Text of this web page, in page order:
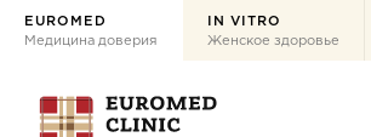
EUROMED
Медицина доверия
IN VITRO
Женское здоровье